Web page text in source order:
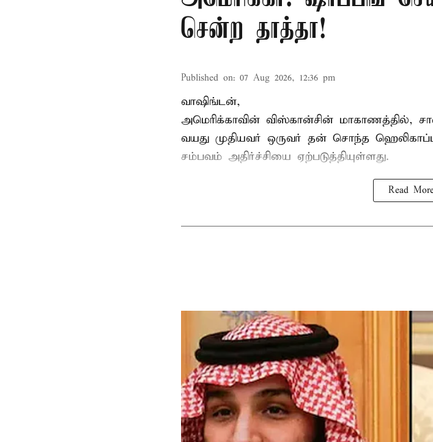
சென்ற தாத்தா!
Published on: 07 Aug 2026, 12:36 pm
வாஷிங்டன்,
அமெரிக்காவின் விஸ்கான்சின் மாகாணத்தில்,
வயது முதியவர் ஒருவர் தன் சொந்த
சம்பவம் அதிர்ச்சியை ஏற்படுத்தியுள்ளது.
Read